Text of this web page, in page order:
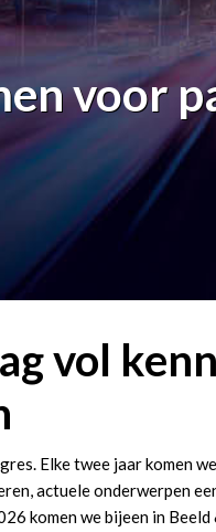
voor
vol
Elke twee jaar komen
actuele onderwerpen
komen we bijeen in